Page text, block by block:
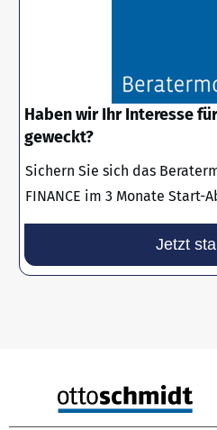
Haben wir Ihr Interesse für
geweckt?
Sichern Sie sich das
FINANCE im 3 Monate Start-
Jetzt